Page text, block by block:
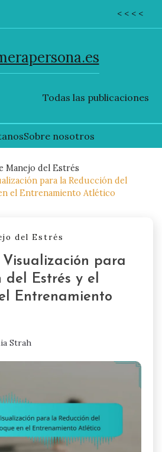
< < < <
Todas las publicaciones
Sobre nosotros
Manejo del Estrés
para la Reducción del
el Entrenamiento Atlético
del Estrés
Visualización para
del Estrés y el
Entrenamiento
Strah